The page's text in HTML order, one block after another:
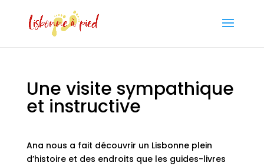
Une visite sympathique
et instructive
Ana nous a fait découvrir un Lisbonne plein
d’histoire et des endroits que les guides-livres